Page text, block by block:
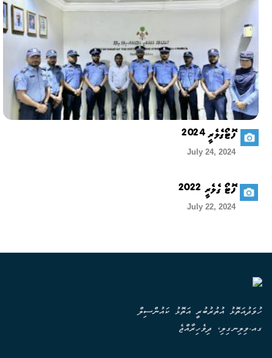
ފޮޓޯގެލެރީ 2024
July 24, 2024
ފޮޓޯ ގެލެރީ 2022
July 22, 2024
ހުވަދުއަތޮޅު އުތުރުބުރީ އަތޮޅު ކައުންސިލް
ގއ.ވިލިނގިލި، ދިވެހިރާއްޖެ